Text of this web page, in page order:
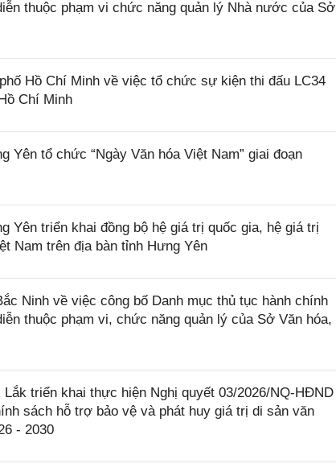
thuộc phạm vi chức năng quản lý Nhà nước của Sở
Hồ Chí Minh về việc tổ chức sự kiện thi đấu LC34
Chí Minh
Yên tổ chức “Ngày Văn hóa Việt Nam” giai đoạn
Yên triển khai đồng bộ hệ giá trị quốc gia, hệ giá trị
Nam trên địa bàn tỉnh Hưng Yên
Ninh về việc công bố Danh mục thủ tục hành chính
thuộc phạm vi, chức năng quản lý của Sở Văn hóa,
triển khai thực hiện Nghị quyết 03/2026/NQ-HĐND
sách hỗ trợ bảo vệ và phát huy giá trị di sản văn
- 2030